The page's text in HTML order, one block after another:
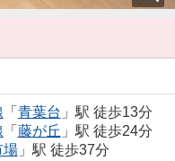
「 青葉台 」駅 徒歩13分
「 藤が丘 」駅 徒歩24分
場」駅 徒歩37分